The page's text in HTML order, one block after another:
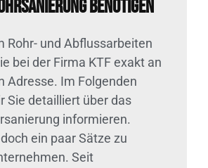
benötigen
Rohr- und Abflussarbeiten
bei der Firma KTF exakt an
Adresse. Im Folgenden
Sie detailliert über das
informieren.
ein paar Sätze zu
Seit